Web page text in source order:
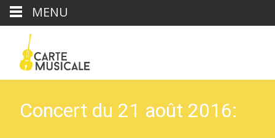
Concert du 21 août 2016:
MENU